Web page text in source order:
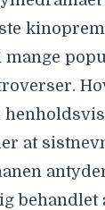
mange
at
behandlet